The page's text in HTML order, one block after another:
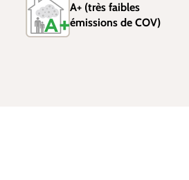
A+ (très faibles
émissions de COV)